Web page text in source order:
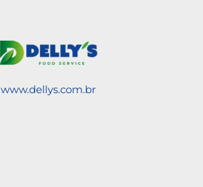
www.dellys.com.br